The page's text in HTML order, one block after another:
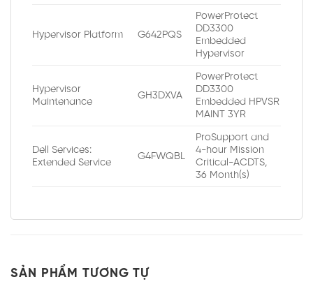
Hypervisor Platform G642PQS
PowerProtect
DD3300
Embedded
Hypervisor
Hypervisor
Maintenance
GH3DXVA
PowerProtect
DD3300
Embedded HPVSR
MAINT 3YR
Dell Services:
Extended Service
G4FWQBL
ProSupport and
4-hour Mission
Critical-ACDTS,
36 Month(s)
SẢN PHẨM TƯƠNG TỰ